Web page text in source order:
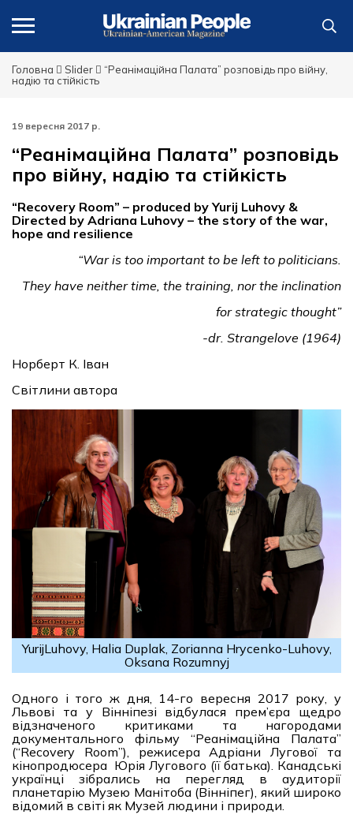
Головна Slider
“Реанімаційна Палата” розповідь про війну,
надію та стійкість
19 вересня 2017 р.
“Реанімаційна Палата” розповідь
про війну, надію та стійкість
“Recovery Room” – produced by Yurij Luhovy &
Directed by Adriana Luhovy – the story of the war,
hope and resilience
“War is too important to be left to politicians.
They have neither time, the training, nor the inclination
for strategic thought”
-dr. Strangelove (1964)
Норберт К. Іван
Світлини автора
YurijLuhovy, Halia Duplak, Zorianna Hrycenko-Luhovy,
Oksana Rozumnyj
Одного і того ж дня, 14-го вересня 2017 року, у
Львові та у Вінніпезі відбулася прем’єра щедро
відзначеного критиками та нагородами
документального фільму “Реанімаційна Палата”
(“Recovery Room”), режисера Адріани Лугової та
кінопродюсера Юрія Лугового (її батька). Канадські
українці зібрались на перегляд в аудиторії
планетарію Музею Манітоба (Вінніпег), який широко
відомий в світі як Музей людини і природи.